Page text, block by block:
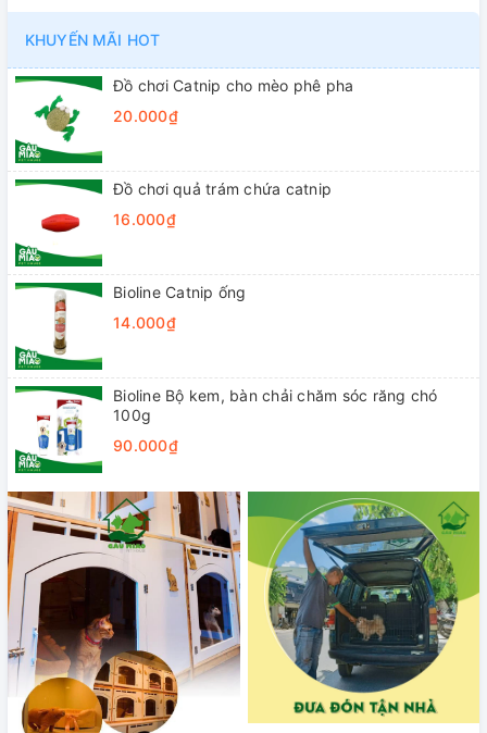
KHUYẾN MÃI HOT
Đồ chơi Catnip cho mèo phê pha
20.000₫
Đồ chơi quả trám chứa catnip
16.000₫
Bioline Catnip ống
14.000₫
Bioline Bộ kem, bàn chải chăm sóc răng chó
100g
90.000₫